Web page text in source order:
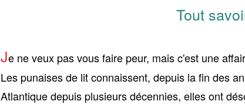
Tout
Je ne veux pas vous faire peur, mais c'est une
Les punaises de lit connaissent, depuis la fin des
Atlantique depuis plusieurs décennies, elles ont